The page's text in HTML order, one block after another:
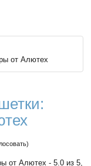
от Алютех
от Алютех - 5.0 из 5,